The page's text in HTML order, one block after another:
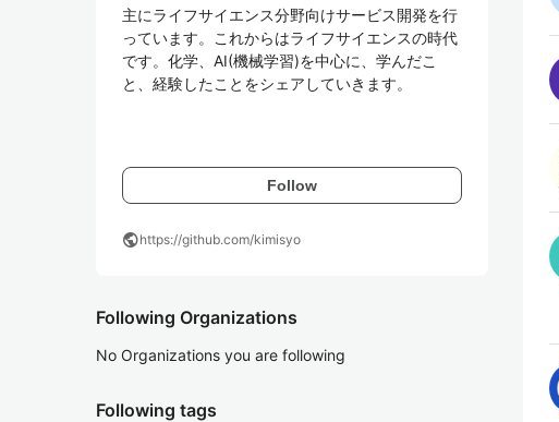
主にライフサイエンス分野向けサービス開発を行
っています。これからはライフサイエンスの時代
です。化学、AI(機械学習)を中心に、学んだこ
と、経験したことをシェアしていきます。
Follow
publichttps://github.com/kimisyo
Following Organizations
No Organizations you are following
Following tags